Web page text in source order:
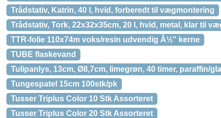
Trådstativ, Katrin, 40 l, hvid, forberedt til vægmontering
Trådstativ, Tork, 22x32x35cm, 20 l, hvid, metal, klar til
TTR-folie 110x74m voks/resin udvendig Â½" kerne
TUBE flaskevand
Tulipanlys, 13cm, Ø8,7cm, limegrøn, 40 timer, paraffin/
Tungespatel 15cm 100stk/pk
Tusser Triplus Color 10 Stk Assorteret
Tusser Triplus Color 20 Stk Assorteret